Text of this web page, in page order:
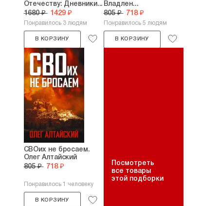
Отечеству: Дневники...
1680 ₽ 1429 ₽
Понравилось 3 людям
В КОРЗИНУ
Владлен...
805 ₽ 718 ₽
Понравилось 5 людям
В КОРЗИНУ
СВОих не бросаем.
Олег Алтайский
805 ₽ 718 ₽
Понравилось 1 человеку
В КОРЗИНУ
Посмотреть
все товары
этой подборки